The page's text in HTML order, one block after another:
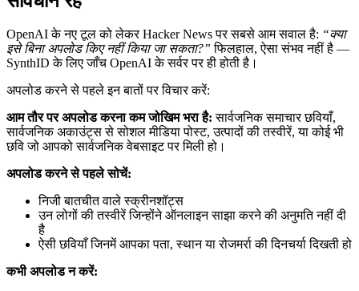
OpenAI के नए टूल को लेकर Hacker News पर सबसे आम सवाल है: “क्या
इसे बिना अपलोड किए नहीं किया जा सकता?” फिलहाल, ऐसा संभव नहीं है —
SynthID के लिए जाँच OpenAI के सर्वर पर ही होती है।
अपलोड करने से पहले इन बातों पर विचार करें:
आम तौर पर अपलोड करना कम जोखिम भरा है: सार्वजनिक समाचार छवियाँ,
सार्वजनिक अकाउंट्स से सोशल मीडिया पोस्ट, उत्पादों की तस्वीरें, या कोई भी
छवि जो आपको सार्वजनिक वेबसाइट पर मिली हो।
अपलोड करने से पहले सोचें:
निजी बातचीत वाले स्क्रीनशॉट्स
उन लोगों की तस्वीरें जिन्होंने ऑनलाइन साझा करने की अनुमति नहीं दी
है
ऐसी छवियाँ जिनमें आपका पता, स्थान या रोजमर्रा की दिनचर्या दिखती हो
कभी अपलोड न करें: